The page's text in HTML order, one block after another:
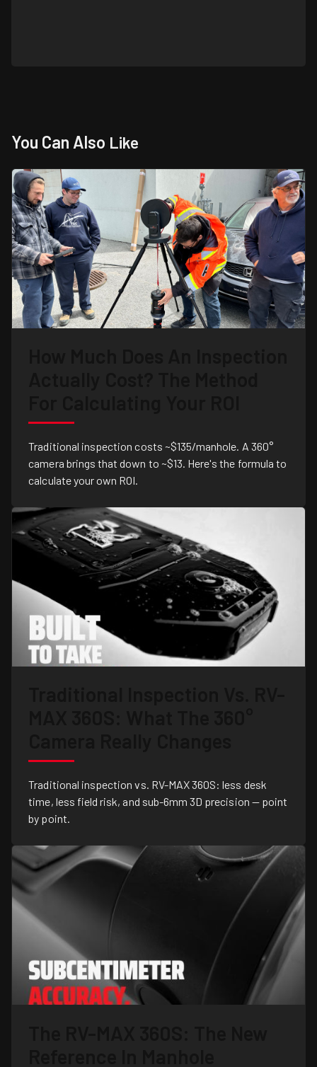
You Can Also Like
Traditional inspection costs ~$135/manhole. A 360°
camera brings that down to ~$13. Here's the formula to
calculate your own ROI.
Traditional inspection vs. RV-MAX 360S: less desk
time, less field risk, and sub-6mm 3D precision — point
by point.